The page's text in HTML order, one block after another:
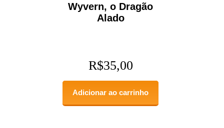
Wyvern, o Dragão
Alado
R$35,00
Adicionar ao carrinho